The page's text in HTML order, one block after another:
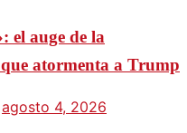
el auge de la
atormenta a Trump
agosto 4, 2026